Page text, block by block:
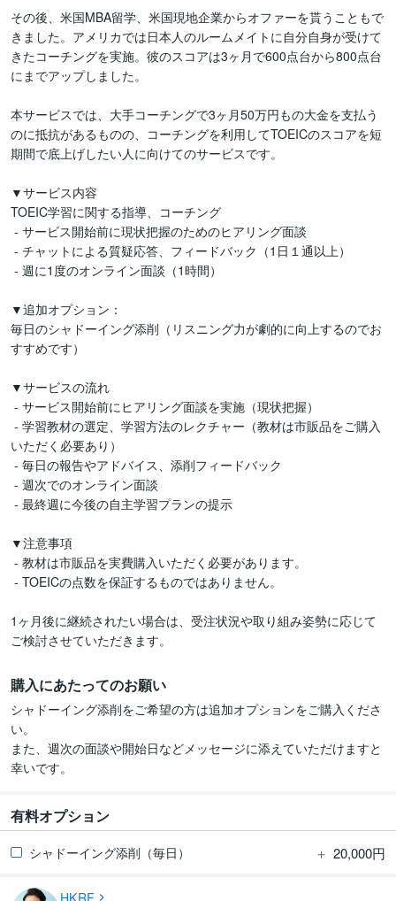
その後、米国MBA留学、米国現地企業からオファーを貰うこともで
きました。アメリカでは日本人のルームメイトに自分自身が受けて
きたコーチングを実施。彼のスコアは3ヶ月で600点台から800点台
にまでアップしました。
本サービスでは、大手コーチングで3ヶ月50万円もの大金を支払う
のに抵抗があるものの、コーチングを利用してTOEICのスコアを短
期間で底上げしたい人に向けてのサービスです。
▼サービス内容
TOEIC学習に関する指導、コーチング
▼追加オプション：
毎日のシャドーイング添削（リスニング力が劇的に向上するのでお
すすめです）
▼サービスの流れ
いただく必要あり）
▼注意事項
1ヶ月後に継続されたい場合は、受注状況や取り組み姿勢に応じて
ご検討させていただきます。
購入にあたってのお願い
シャドーイング添削をご希望の方は追加オプションをご購入くださ
い。
また、週次の面談や開始日などメッセージに添えていただけますと
幸いです。
有料オプション
シャドーイング添削（毎日） ＋ 20,000円